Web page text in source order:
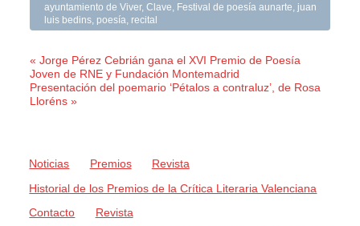
ayuntamiento de Viver,Clave Festival de poesía aunarte
juan
luis bedins poesía recital
« Jorge Pérez Cebrián gana el XVI Premio de Poesía
Joven de RNE y Fundación Montemadrid
Presentación del poemario ‘Pétalos a contraluz’, de Rosa
Lloréns »
Noticias Premios
Revista
Historial de los Premios de la Crítica Literaria Valenciana
Contacto
Revista